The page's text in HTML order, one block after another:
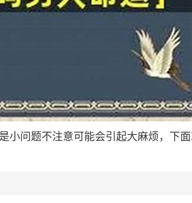
小问题不注意可能会引起大麻烦，下